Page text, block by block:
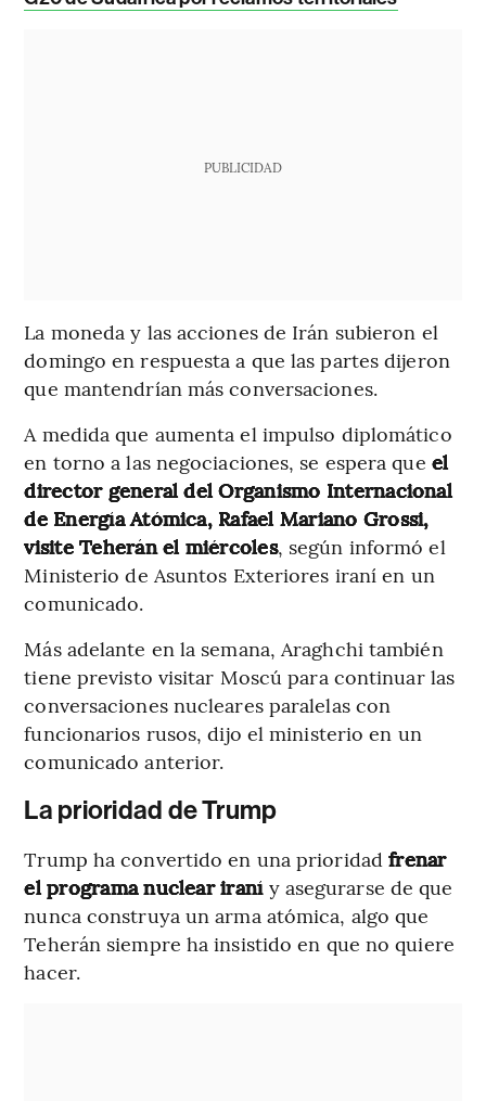
PUBLICIDAD
La moneda y las acciones de Irán subieron el
domingo en respuesta a que las partes dijeron
que mantendrían más conversaciones.
A medida que aumenta el impulso diplomático
en torno a las negociaciones, se espera que el
director general del Organismo Internacional
de Energía Atómica, Rafael Mariano Grossi,
visite Teherán el miércoles, según informó el
Ministerio de Asuntos Exteriores iraní en un
comunicado.
Más adelante en la semana, Araghchi también
tiene previsto visitar Moscú para continuar las
conversaciones nucleares paralelas con
funcionarios rusos, dijo el ministerio en un
comunicado anterior.
La prioridad de Trump
Trump ha convertido en una prioridadfrenar
el programa nuclear iraníy asegurarse de que
nunca construya un arma atómica, algo que
Teherán siempre ha insistido en que no quiere
hacer.